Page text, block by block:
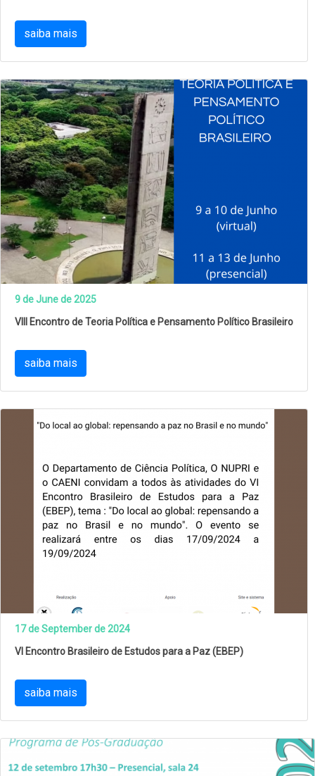
saiba mais
9 de June de 2025
VIII Encontro de Teoria Política e Pensamento Político Brasileiro
saiba mais
17 de September de 2024
VI Encontro Brasileiro de Estudos para a Paz (EBEP)
saiba mais